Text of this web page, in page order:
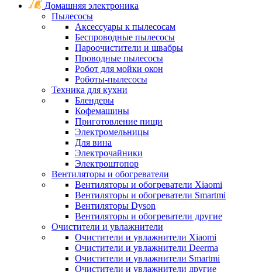
Домашняя электроника
Пылесосы
Аксессуары к пылесосам
Беспроводные пылесосы
Пароочистители и швабры
Проводные пылесосы
Робот для мойки окон
Роботы-пылесосы
Техника для кухни
Блендеры
Кофемашины
Приготовление пищи
Электромельницы
Для вина
Электрочайники
Электроштопор
Вентиляторы и обогреватели
Вентиляторы и обогреватели Xiaomi
Вентиляторы и обогреватели Smartmi
Вентиляторы Dyson
Вентиляторы и обогреватели другие
Очистители и увлажнители
Очистители и увлажнители Xiaomi
Очистители и увлажнители Deerma
Очистители и увлажнители Smartmi
Очистители и увлажнители другие